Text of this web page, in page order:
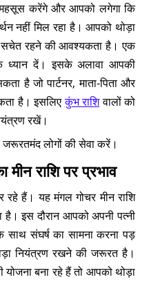
करेंगे और आपको लगेगा कि
नहीं मिल रहा है। आपको थोड़ा
सचेत रहने की आवश्यकता है। एक
ध्यान दें। इसके अलावा आपकी
है जो पार्टनर, माता-पिता और
है। इसलिएकुंभ राशि वालों को
रखें।
जरूरतमंद लोगों की सेवा करें।
मीन राशि पर प्रभाव
रहे हैं। यह मंगल गोचर मीन राशि
इस दौरान आपको अपनी पत्नी
संघर्ष का सामना करना पड़
नियंत्रण रखने की जरूरत है।
बना रहे हैं तो आपको थोड़ा